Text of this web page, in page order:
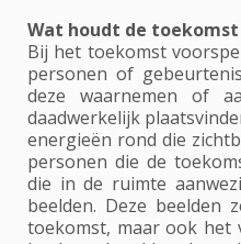
Wat houdt de
Bij het toekomst
personen of
deze waarnemen of
daadwerkelijk
energieën rond die
personen die de
die in de ruimte
beelden. Deze beelden
toekomst, maar ook het